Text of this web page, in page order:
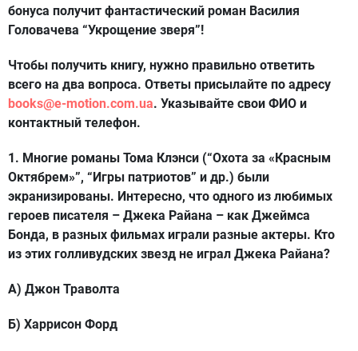
бонуса получит фантастический роман Василия
Головачева “Укрощение зверя”!
Чтобы получить книгу, нужно правильно ответить
всего на два вопроса. Ответы присылайте по адресу
books@e-motion.com.ua. Указывайте свои ФИО и
контактный телефон.
1. Многие романы Тома Клэнси (“Охота за «Красным
Октябрем»”, “Игры патриотов” и др.) были
экранизированы. Интересно, что одного из любимых
героев писателя – Джека Райана – как Джеймса
Бонда, в разных фильмах играли разные актеры. Кто
из этих голливудских звезд не играл Джека Райана?
А) Джон Траволта
Б) Харрисон Форд